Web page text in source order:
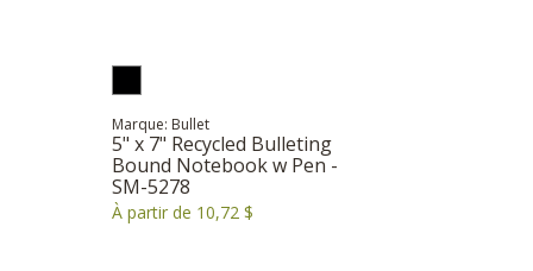
Marque: Bullet
5" x 7" Recycled Bulleting
Bound Notebook w Pen -
SM-5278
À partir de 10,72 $